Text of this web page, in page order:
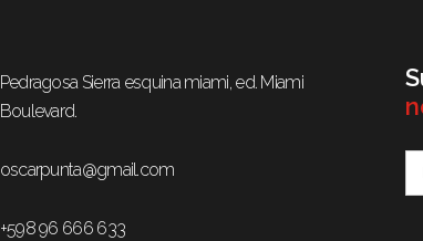
Pedragosa Sierra esquina miami, ed. Miami
Boulevard.
oscarpunta@gmail.com
+598 96 666 633